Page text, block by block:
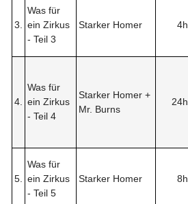
3.
Was für
ein Zirkus
- Teil 3
Starker Homer 4h
4.
Was für
ein Zirkus
- Teil 4
Starker Homer +
Mr. Burns
24h
5.
Was für
ein Zirkus
- Teil 5
Starker Homer 8h